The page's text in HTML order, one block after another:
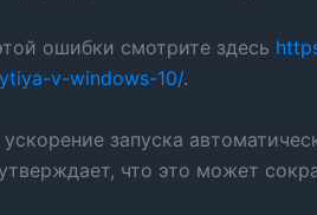
ошибки смотрите здесь
v-windows-10/.
запуска
что это может